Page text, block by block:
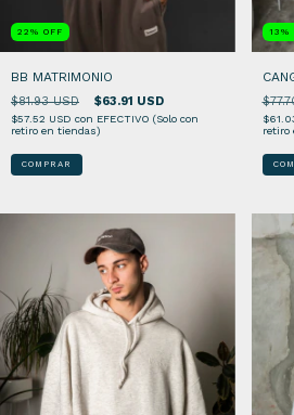
22 % OFF
BB MATRIMONIO
$81.93 USD $63.91 USD
$57.52 USD con EFECTIVO (Solo con
retiro en tiendas)
COMPRAR
13 %
retiro